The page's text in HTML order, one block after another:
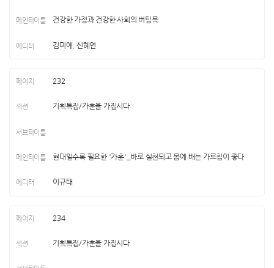
건강한 가정과 건강한 사회의 버팀목
김미애, 신혜연
232
기획특집/가훈을 가집시다
현대일수록 필요한 '가훈'_바로 실천되고 몸에 배는 가르침이 좋다
이규태
234
기획특집/가훈을 가집시다